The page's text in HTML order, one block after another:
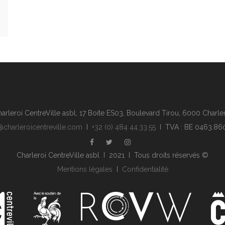
CentreVille asbl, 17 Boite ES03, Boulevard Tirou, 6000
+32 (0) 484 44.33.55 I TVA : BE
Charleroi CentreVille asbl I 2021 I Tous droits réservés ©
Mentions légales
Confidentialité